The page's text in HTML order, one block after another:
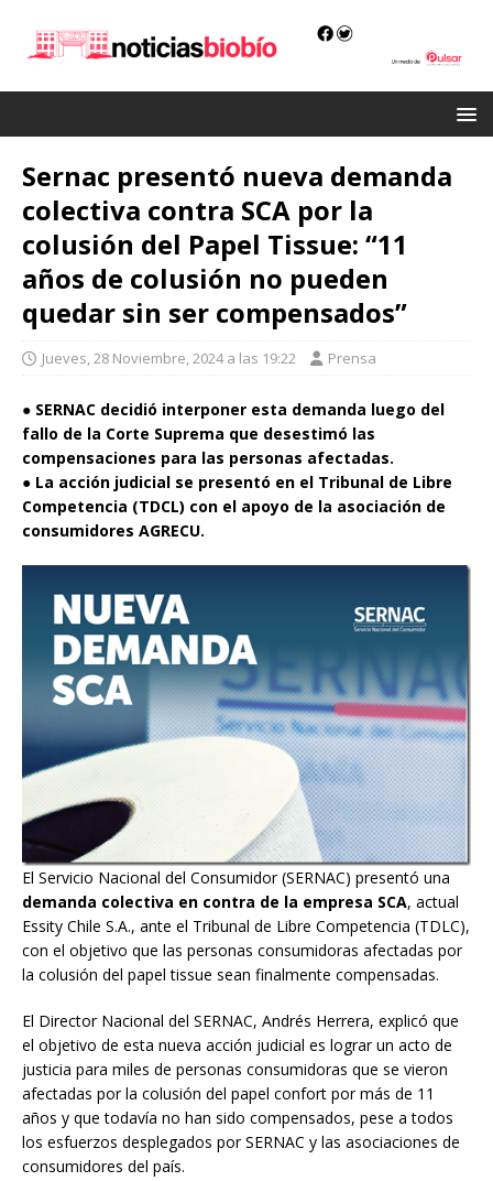
Sernac presentó nueva demanda
colectiva contra SCA por la
colusión del Papel Tissue: “11
años de colusión no pueden
quedar sin ser compensados”
Jueves, 28 Noviembre, 2024 a las 19:22 Prensa
● SERNAC decidió interponer esta demanda luego del
fallo de la Corte Suprema que desestimó las
compensaciones para las personas afectadas.
● La acción judicial se presentó en el Tribunal de Libre
Competencia (TDCL) con el apoyo de la asociación de
consumidores AGRECU.
El Servicio Nacional del Consumidor (SERNAC) presentó una
demanda colectiva en contra de la empresa SCA, actual
Essity Chile S.A., ante el Tribunal de Libre Competencia (TDLC),
con el objetivo que las personas consumidoras afectadas por
la colusión del papel tissue sean finalmente compensadas.
El Director Nacional del SERNAC, Andrés Herrera, explicó que
el objetivo de esta nueva acción judicial es lograr un acto de
justicia para miles de personas consumidoras que se vieron
afectadas por la colusión del papel confort por más de 11
años y que todavía no han sido compensados, pese a todos
los esfuerzos desplegados por SERNAC y las asociaciones de
consumidores del país.